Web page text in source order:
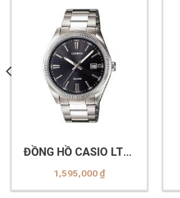
ĐỒNG HỒ CASIO LTP-
1302D-1A1VDF
1,595,000₫